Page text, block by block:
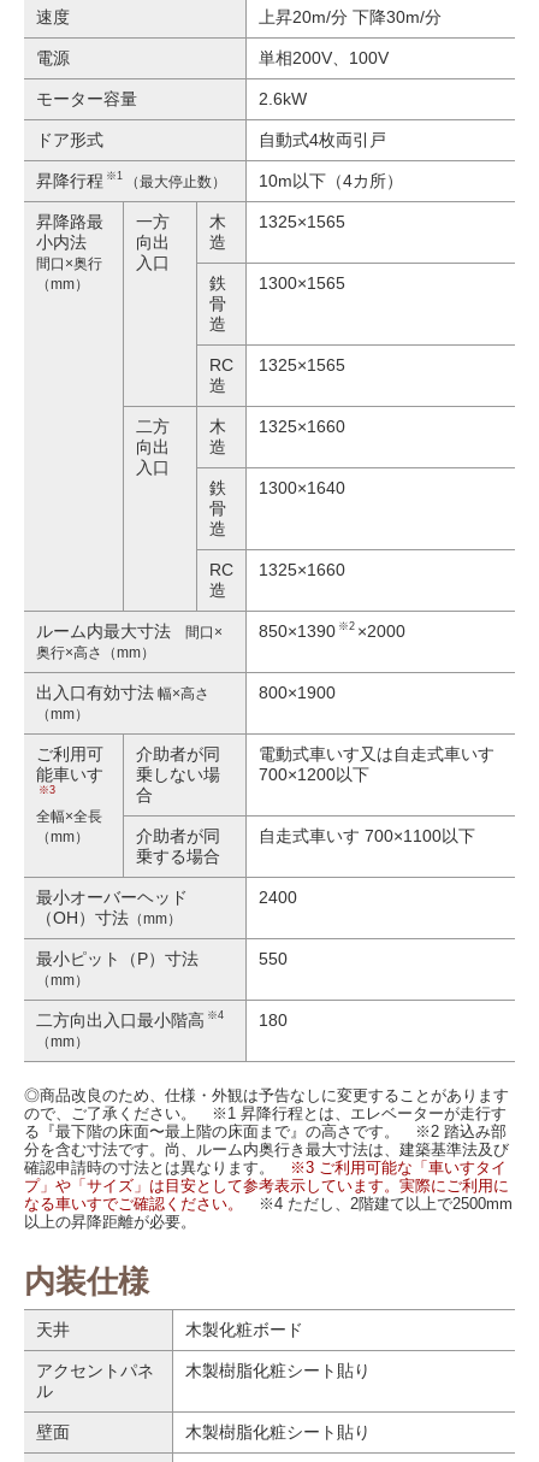
速度 上昇20m/分 下降30m/分
電源 単相200V、100V
モーター容量 2.6kW
ドア形式 自動式4枚両引戸
昇降行程 ※1 （最大停止数） 10m以下（4カ所）
昇降路最
小内法
間口×奥行
（mm）
一方
向出
入口
木
造
1325×1565
鉄
骨
造
1300×1565
RC
造
1325×1565
二方
向出
入口
木
造
1325×1660
鉄
骨
造
1300×1640
RC
造
1325×1660
ルーム内最大寸法 間口×
奥行×高さ（mm）
850×1390 ※2 ×2000
出入口有効寸法 幅×高さ
（mm）
800×1900
ご利用可
能車いす
※3
全幅×全長
（mm）
介助者が同
乗しない場
合
電動式車いす又は自走式車いす
700×1200以下
介助者が同
乗する場合
自走式車いす 700×1100以下
最小オーバーヘッド
（OH）寸法 （mm）
2400
最小ピット（P）寸法
（mm）
550
二方向出入口最小階高 ※4
（mm）
180
◎商品改良のため、仕様・外観は予告なしに変更することがあります
ので、ご了承ください。 ※1 昇降行程とは、エレベーターが走行す
る『最下階の床面〜最上階の床面まで』の高さです。 ※2 踏込み部
分を含む寸法です。尚、ルーム内奥行き最大寸法は、建築基準法及び
確認申請時の寸法とは異なります。
※3 ご利用可能な「車いすタイ
プ」や「サイズ」は目安として参考表示しています。実際にご利用に
なる車いすでご確認ください。
※4 ただし、2階建て以上で2500mm
以上の昇降距離が必要。
内装仕様
天井 木製化粧ボード
アクセントパネ
ル
木製樹脂化粧シート貼り
壁面 木製樹脂化粧シート貼り